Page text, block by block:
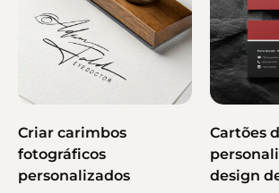
Criar carimbos
fotográficos
personalizados
Cartões
design